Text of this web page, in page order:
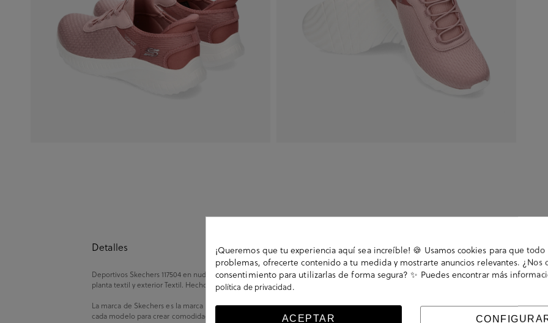
Detalles
Deportivos Skechers 117504 en nude. Plantilla: Memory foam. Características: suela de Poliuretano, Forro y
planta textil y exterior Textil. Hecho en China.
La marca de Skecherses la marca por excelencia de la tecnología del confort. Apuesta por lainnovaciónen
cada modelo para crear comodidad, gracias al
desarrollo de nuevas tecnologías
¡Queremos que tu experiencia aquí sea increíble! 🍪 Usamos cookies para que
problemas, ofrecerte contenido a tu medida y mostrarte anuncios relevantes. ¿Nos
consentimiento para utilizarlas de forma segura? ✨ Puedes encontrar más
política de privacidad.
ACEPTAR